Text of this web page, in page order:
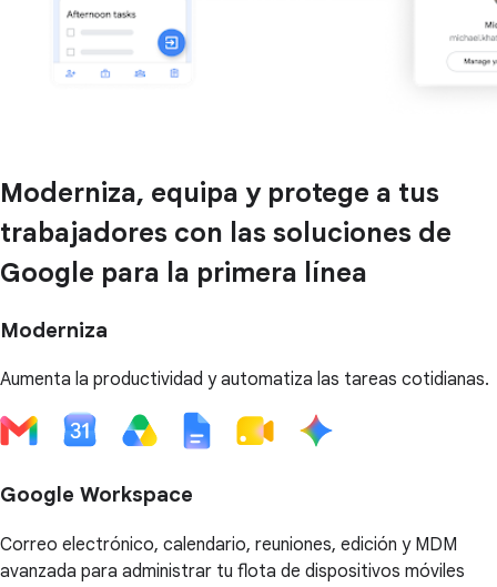
Moderniza, equipa y protege a tus
trabajadores con las soluciones de
Google para la primera línea
Moderniza
Aumenta la productividad y automatiza las tareas cotidianas.
Google Workspace
Correo electrónico, calendario, reuniones, edición y MDM
avanzada para administrar tu flota de dispositivos móviles